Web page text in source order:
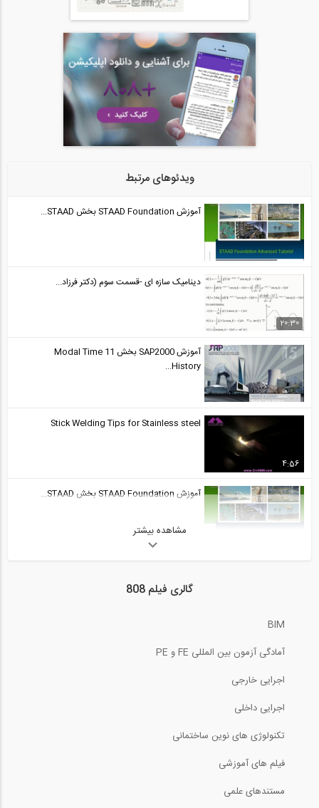
ویدئوهای مرتبط
آموزش STAAD Foundation بخش STAAD...
20:30
دینامیک سازه ای -قسمت سوم (دکتر فرزاد...
آموزش SAP2000 بخش 11 Modal Time
History...
4:56
Stick Welding Tips for Stainless steel
آموزش STAAD Foundation بخش STAAD...
مشاهده بیشتر
گالری فیلم 808
BIM
آمادگی آزمون بین المللی FE و PE
اجرایی خارجی
اجرایی داخلی
تکنولوژی های نوین ساختمانی
فیلم های آموزشی
مستندهای علمی